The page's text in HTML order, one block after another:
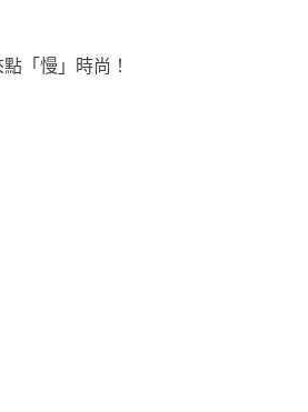
「慢」時尚！